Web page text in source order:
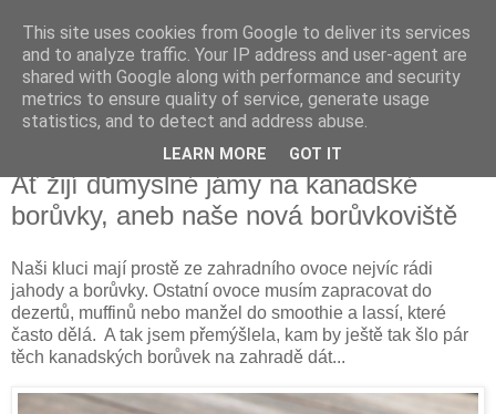
Vysněná zahrada
Blog o plánování a realizování vysněné zahrady.
sobota 9. září 2023
Ať žijí důmyslné jámy na kanadské
borůvky, aneb naše nová borůvkoviště
Naši kluci mají prostě ze zahradního ovoce nejvíc rádi
jahody a borůvky. Ostatní ovoce musím zapracovat do
dezertů, muffinů nebo manžel do smoothie a lassí, které
často dělá. A tak jsem přemýšlela, kam by ještě tak šlo pár
těch kanadských borůvek na zahradě dát...
This site uses cookies from Google to deliver its services
and to analyze traffic. Your IP address and user-agent are
shared with Google along with performance and security
metrics to ensure quality of service, generate usage
statistics, and to detect and address abuse.
LEARN MORE GOT IT